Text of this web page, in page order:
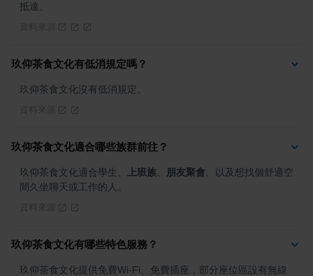
抵達。
玖仰茶食文化有低消規定嗎？
玖仰茶食文化沒有低消規定。
玖仰茶食文化適合哪些族群前往？
玖仰茶食文化適合學生、 上班族 朋友聚會 、以及想找個舒適空
間久坐聊天或工作的人。
玖仰茶食文化有哪些特色服務？
玖仰茶食文化提供免費Wi-Fi、免費插座，部分座位區設有無線